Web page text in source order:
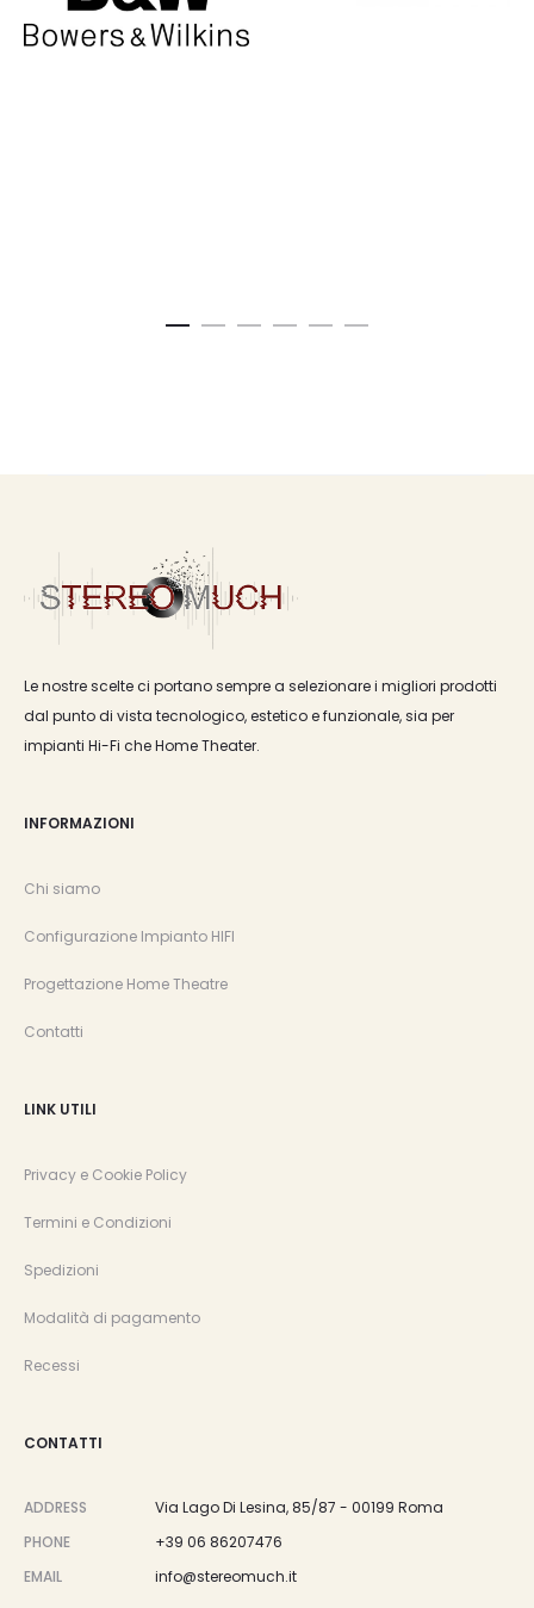
Le nostre scelte ci portano sempre a selezionare i migliori prodotti
dal punto di vista tecnologico, estetico e funzionale, sia per
impianti Hi-Fi che Home Theater.
INFORMAZIONI
Chi siamo
Configurazione Impianto HIFI
Progettazione Home Theatre
Contatti
LINK UTILI
Privacy e Cookie Policy
Termini e Condizioni
Spedizioni
Modalità di pagamento
Recessi
CONTATTI
ADDRESS
Via Lago Di Lesina, 85/87 - 00199 Roma
PHONE
+39 06 86207476
EMAIL
info@stereomuch.it